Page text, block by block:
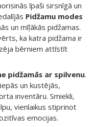
īpaši sirsnīgā un
Pidžamu modes
un mīļākās pidžamas.
ka katra pidžama ir
bērniem attīstīt
pidžamās ar spilvenu.
un kustējās,
inventāru. Smiekli,
vienlaikus stiprinot
emocijas.